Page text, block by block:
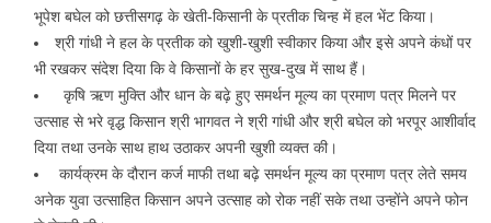
भूपेश बघेल को छत्तीसगढ़ के खेती-किसानी के प्रतीक चिन्ह में हल भेंट किया।
श्री गांधी ने हल के प्रतीक को खुशी-खुशी स्वीकार किया और इसे अपने कंधों पर
भी रखकर संदेश दिया कि वे किसानों के हर सुख-दुख में साथ हैं।
कृषि ऋण मुक्ति और धान के बढ़े हुए समर्थन मूल्य का प्रमाण पत्र मिलने पर
उत्साह से भरे वृद्ध किसान श्री भागवत ने श्री गांधी और श्री बघेल को भरपूर आशीर्वाद
दिया तथा उनके साथ हाथ उठाकर अपनी खुशी व्यक्त की।
कार्यक्रम के दौरान कर्ज माफी तथा बढ़े समर्थन मूल्य का प्रमाण पत्र लेते समय
अनेक युवा उत्साहित किसान अपने उत्साह को रोक नहीं सके तथा उन्होंने अपने फोन